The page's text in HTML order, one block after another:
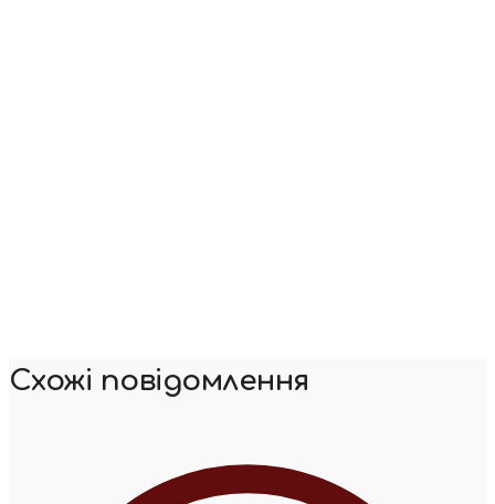
Схожі повідомлення